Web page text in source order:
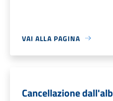
VAI ALLA PAGINA
Cancellazione